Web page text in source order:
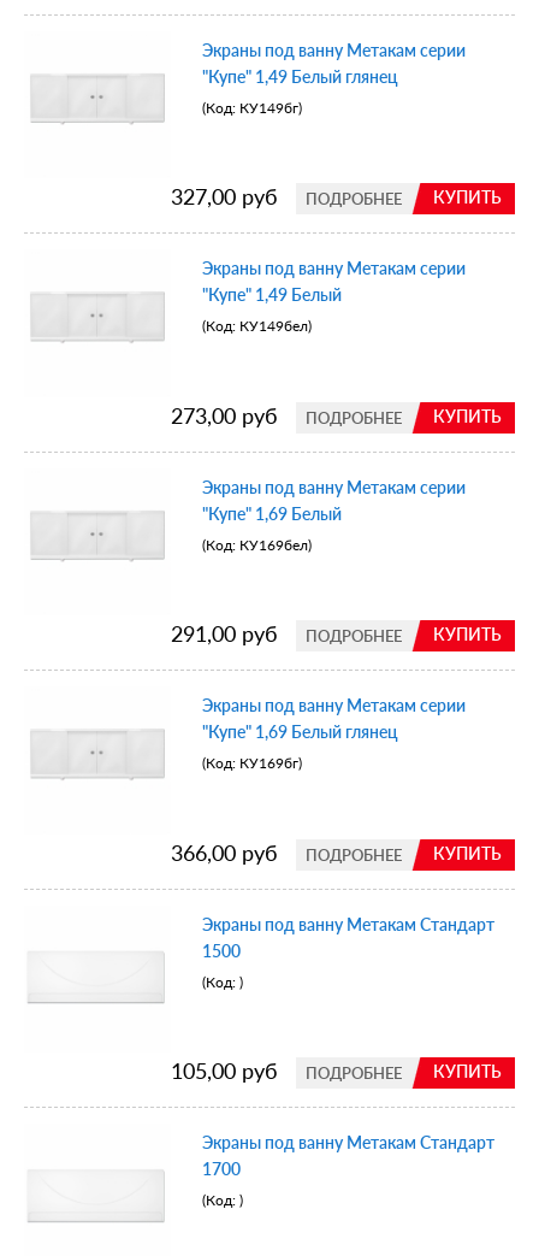
Экраны под ванну Метакам серии
"Купе" 1,49 Белый глянец
(Код: КУ149бг)
КУПИТЬ
ПОДРОБНЕЕ
327,00 руб
Экраны под ванну Метакам серии
"Купе" 1,49 Белый
(Код: КУ149бел)
КУПИТЬ
ПОДРОБНЕЕ
273,00 руб
Экраны под ванну Метакам серии
"Купе" 1,69 Белый
(Код: КУ169бел)
КУПИТЬ
ПОДРОБНЕЕ
291,00 руб
Экраны под ванну Метакам серии
"Купе" 1,69 Белый глянец
(Код: КУ169бг)
КУПИТЬ
ПОДРОБНЕЕ
366,00 руб
Экраны под ванну Метакам Стандарт
1500
(Код: )
КУПИТЬ
ПОДРОБНЕЕ
105,00 руб
Экраны под ванну Метакам Стандарт
1700
(Код: )